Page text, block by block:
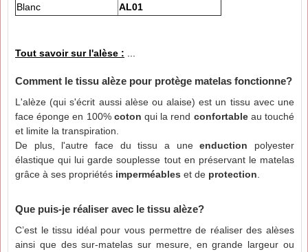
Blanc AL01
Tout savoir sur l'alèse :
Comment le tissu alèze pour protège matelas fonctionne?
L'alèze (qui s'écrit aussi alèse ou alaise) est un tissu avec une
face éponge en 100% coton qui la rend confortableau touché
et limite la transpiration.
De plus, l'autre face du tissu a uneenduction polyester
élastique qui lui garde souplesse tout en préservant le matelas
grâce à ses propriétés imperméables et de protection
Que puis-je réaliser avec le tissu alèze?
C’est le tissu idéal pour vous permettre de réaliser des alèses
ainsi que des sur-matelas sur mesure, en grande largeur ou